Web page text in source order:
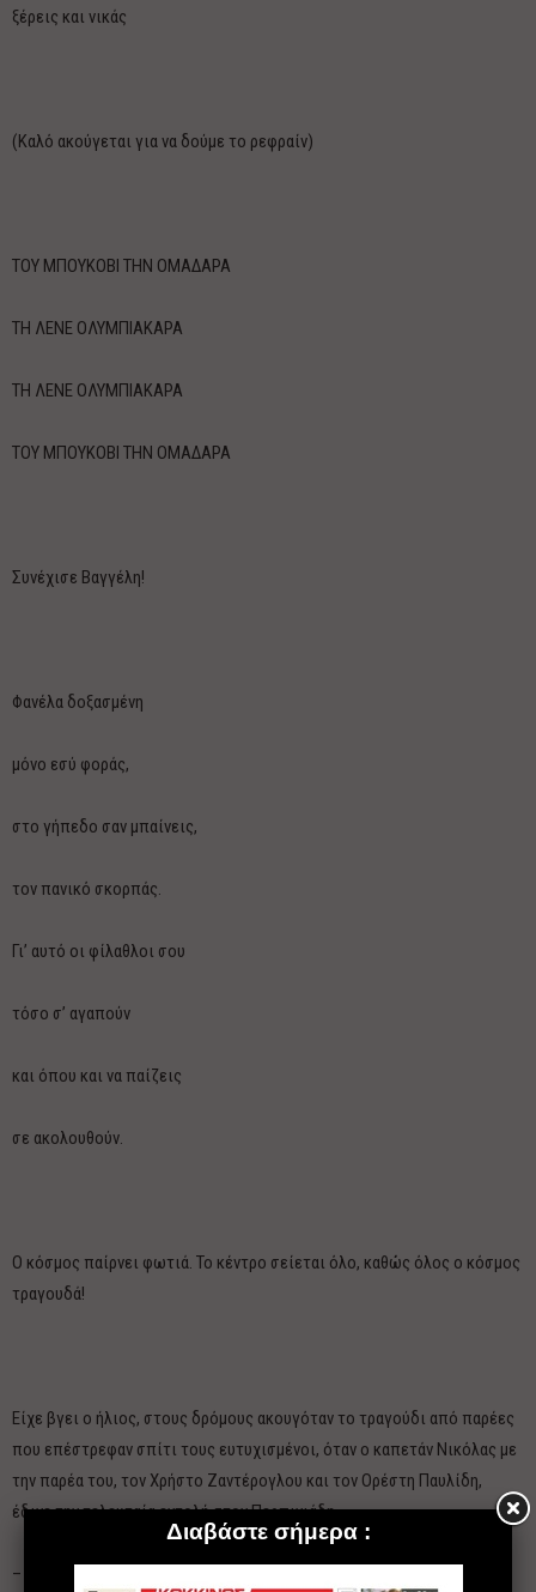
ξέρεις και νικάς
(Καλό ακούγεται για να δούμε το ρεφραίν)
ΤΟΥ ΜΠΟΥΚΟΒΙ ΤΗΝ ΟΜΑΔΑΡΑ
ΤΗ ΛΕΝΕ ΟΛΥΜΠΙΑΚΑΡΑ
ΤΗ ΛΕΝΕ ΟΛΥΜΠΙΑΚΑΡΑ
ΤΟΥ ΜΠΟΥΚΟΒΙ ΤΗΝ ΟΜΑΔΑΡΑ
Συνέχισε Βαγγέλη!
Φανέλα δοξασμένη
μόνο εσύ φοράς,
στο γήπεδο σαν μπαίνεις,
τον πανικό σκορπάς.
Γι’ αυτό οι φίλαθλοι σου
τόσο σ’ αγαπούν
και όπου και να παίζεις
σε ακολουθούν.
Ο κόσμος παίρνει φωτιά. Το κέντρο σείεται όλο, καθώς όλος ο κόσμος
τραγουδά!
Είχε βγει ο ήλιος, στους δρόμους ακουγόταν το τραγούδι από παρέες
που επέστρεφαν σπίτι τους ευτυχισμένοι, όταν ο καπετάν Νικόλας με
την παρέα του, τον Χρήστο Ζαντέρογλου και τον Ορέστη Παυλίδη,
έδινε την τελευταία εντολή στον Περπινιάδη.
– Άντε, μεγάλε Βαγγέλη, παίξε το μια τελευταία φορά, να φύγουμε…